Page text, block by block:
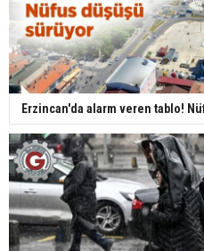
Erzincan'da alarm veren tablo!